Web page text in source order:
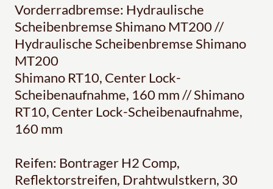
Vorderradbremse: Hydraulische
Scheibenbremse Shimano MT200 //
Hydraulische Scheibenbremse Shimano
MT200
Shimano RT10, Center Lock-
Scheibenaufnahme, 160 mm // Shimano
RT10, Center Lock-Scheibenaufnahme,
160 mm
Reifen: Bontrager H2 Comp,
Reflektorstreifen, Drahtwulstkern, 30